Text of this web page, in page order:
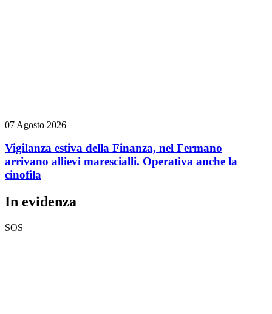
07 Agosto 2026
Vigilanza estiva della Finanza, nel Fermano
arrivano allievi marescialli. Operativa anche la
cinofila
In evidenza
SOS